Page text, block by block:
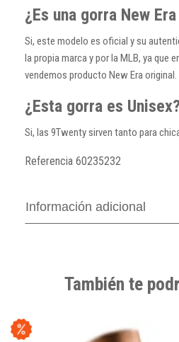
¿Es una gorra New
Si, este modelo es oficial y su
la propia marca y por la MLB, ya que
vendemos producto New Era original.
¿Esta gorra es
Si, las 9Twenty sirven tanto para
Referencia 60235232
Información adicional
También te